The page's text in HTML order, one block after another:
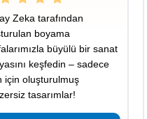
Zeka tarafından
boyama
büyülü bir sanat
keşfedin – sadece
için oluşturulmuş
tasarımlar!